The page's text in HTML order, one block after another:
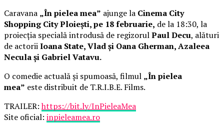
Caravana „În pielea mea” ajunge la Cinema City
Shopping City Ploiești, pe 18 februarie, de la 18:30, la
proiecția specială introdusă de regizorulPaul Decu, alături
de actoriiIoana State, Vlad și Oana Gherman, Azaleea
Necula și Gabriel Vatavu.
O comedie actuală și spumoasă, filmul „În pielea
mea” este distribuit de T.R.I.B.E. Films.
TRAILER:https://bit.ly/InPieleaMea
Site oficial: inpieleamea.ro